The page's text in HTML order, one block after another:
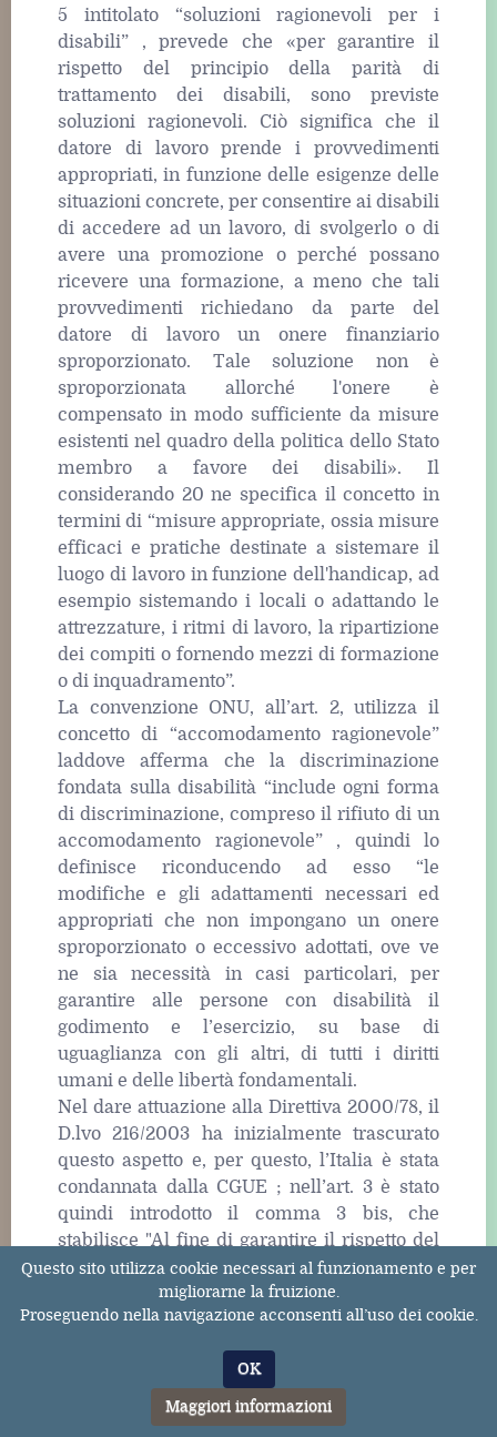
5 intitolato “soluzioni ragionevoli per i
disabili” , prevede che «per garantire il
rispetto del principio della parità di
trattamento dei disabili, sono previste
soluzioni ragionevoli. Ciò significa che il
datore di lavoro prende i provvedimenti
appropriati, in funzione delle esigenze delle
situazioni concrete, per consentire ai disabili
di accedere ad un lavoro, di svolgerlo o di
avere una promozione o perché possano
ricevere una formazione, a meno che tali
provvedimenti richiedano da parte del
datore di lavoro un onere finanziario
sproporzionato. Tale soluzione non è
sproporzionata allorché l'onere è
compensato in modo sufficiente da misure
esistenti nel quadro della politica dello Stato
membro a favore dei disabili». Il
considerando 20 ne specifica il concetto in
termini di “misure appropriate, ossia misure
efficaci e pratiche destinate a sistemare il
luogo di lavoro in funzione dell'handicap, ad
esempio sistemando i locali o adattando le
attrezzature, i ritmi di lavoro, la ripartizione
dei compiti o fornendo mezzi di formazione
o di inquadramento”.
La convenzione ONU, all’art. 2, utilizza il
concetto di “accomodamento ragionevole”
laddove afferma che la discriminazione
fondata sulla disabilità “include ogni forma
di discriminazione, compreso il rifiuto di un
accomodamento ragionevole” , quindi lo
definisce riconducendo ad esso “le
modifiche e gli adattamenti necessari ed
appropriati che non impongano un onere
sproporzionato o eccessivo adottati, ove ve
ne sia necessità in casi particolari, per
garantire alle persone con disabilità il
godimento e l’esercizio, su base di
uguaglianza con gli altri, di tutti i diritti
umani e delle libertà fondamentali.
Nel dare attuazione alla Direttiva 2000/78, il
D.lvo 216/2003 ha inizialmente trascurato
questo aspetto e, per questo, l’Italia è stata
condannata dalla CGUE ; nell’art. 3 è stato
quindi introdotto il comma 3 bis, che
stabilisce "Al fine di garantire il rispetto del
principio della parità di trattamento delle
persone con disabilità, i datori di lavoro
pubblici e privati sono tenuti ad adottare
accomodamenti ragionevoli, come definiti
dalla Convenzione delle Nazioni Unite sui
diritti delle persone con disabilità, ratificata
ai sensi della legge 3 marzo 2009, n. 18, nei
Questo sito utilizza cookie necessari al funzionamento e per
migliorarne la fruizione.
Proseguendo nella navigazione acconsenti all’uso dei cookie.
OK
Maggiori informazioni